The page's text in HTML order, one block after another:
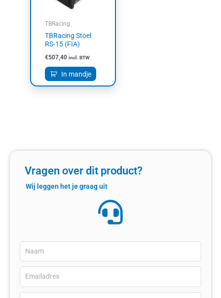
TBRacing
TBRacing Stoel
RS-15 (FIA)
€507,40 incl. BTW
In mandje
Vragen over dit product?
Wij leggen het je graag uit